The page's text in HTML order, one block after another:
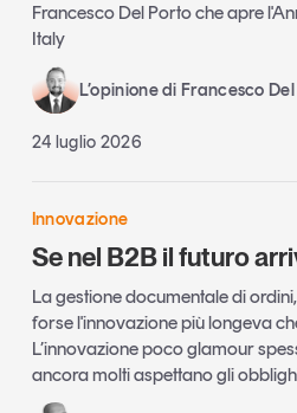
Francesco Del Porto che apre
Italy
L’opinione di Francesco
24 luglio 2026
Innovazione
Se nel B2B il futuro
La gestione documentale di
forse l'innovazione più longeva
L’innovazione poco glamour
ancora molti aspettano gli